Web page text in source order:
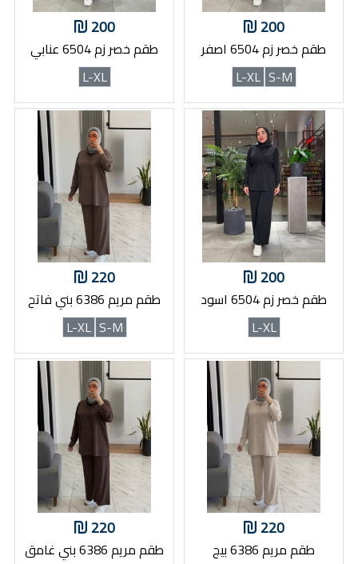
200
طقم خصر زم 6504 اصفر
S-M
L-XL
200
طقم خصر زم 6504 عنابي
L-XL
200
طقم خصر زم 6504 اسود
L-XL
220
طقم مريم 6386 بني فاتح
S-M
L-XL
220
طقم مريم 6386 بيج
220
طقم مريم 6386 بني غامق